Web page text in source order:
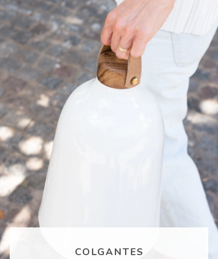
COLGANTES